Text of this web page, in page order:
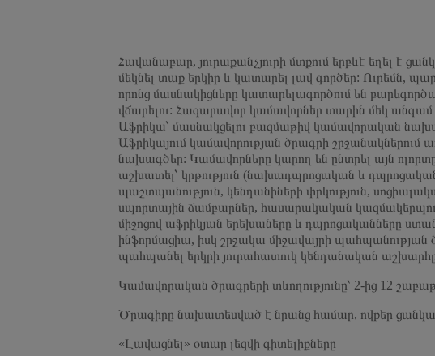
Հավանաբար, յուրաքանչյուրի մտքում երբևէ եղել է
մեկնել տաք երկիր և կատարել լավ գործեր: Ուրեմն,
որոնց մասնակիցները կատարելագործում են
վճարելու: Հազարավոր կամավորներ տարին մեկ անգամ
Աֆրիկա՝ մասնակցելու բազմաթիվ կամավորական
Աֆրիկայում կամավորության ծրագրի շրջանակներում
նախագծեր: Կամավորները կարող են ընտրել այն
աշխատել՝ կրթություն (նախադպրոցական և
պաշտպանություն, կենդանիների փրկություն,
սպորտային ճամբարներ, հասարակական
միջոցով աֆրիկյան երեխաները և դպրոցականները
ինֆորմացիա, իսկ շրջակա միջավայրի պահպանության
պահպանել երկրի յուրահատուկ կենդանական
Կամավորական ծրագրերի տևողությունը՝ 2-ից 12
Ծրագիրը նախատեսված է նրանց համար, ովքեր
«Լավացնել» օտար լեզվի գիտելիքները